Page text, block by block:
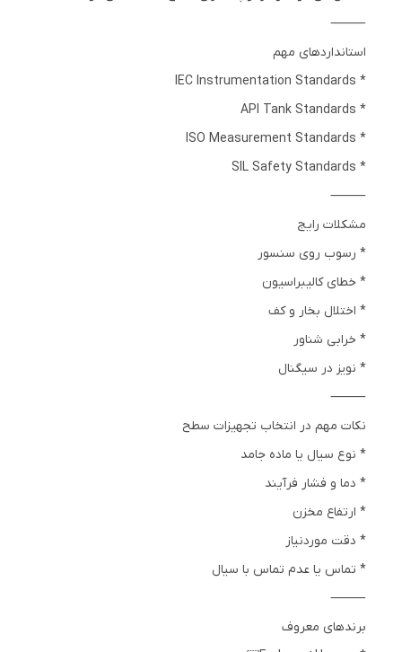
⸻
استانداردهای مهم
* IEC Instrumentation Standards
* API Tank Standards
* ISO Measurement Standards
* SIL Safety Standards
⸻
مشکلات رایج
* رسوب روی سنسور
* خطای کالیبراسیون
* اختلال بخار و کف
* خرابی شناور
* نویز در سیگنال
⸻
نکات مهم در انتخاب تجهیزات سطح
* نوع سیال یا ماده جامد
* دما و فشار فرآیند
* ارتفاع مخزن
* دقت موردنیاز
* تماس یا عدم تماس با سیال
⸻
برندهای معروف